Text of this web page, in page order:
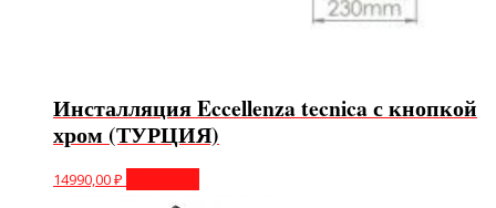
Инсталляция Eccellenza tecnica с кнопкой
хром (ТУРЦИЯ)
14990,00₽